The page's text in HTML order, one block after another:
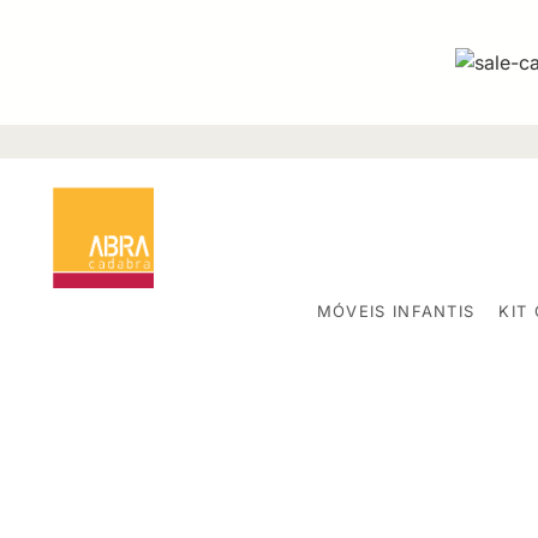
MÓVEIS INFANTIS KIT